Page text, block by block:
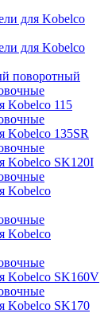
для Kobelco
для Kobelco
поворотный
Kobelco 115
Kobelco 135SR
Kobelco SK120I
Kobelco
Kobelco
Kobelco SK160V
Kobelco SK170